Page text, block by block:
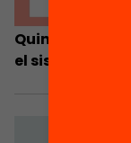
Quin full de
el sistema